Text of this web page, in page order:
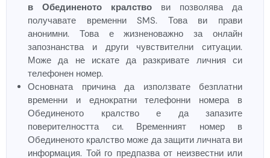
в Обединеното кралство ви позволява да
получавате временни SMS. Това ви прави
анонимни. Това е жизненоважно за онлайн
запознанства и други чувствителни ситуации.
Може да не искате да разкривате личния си
телефонен номер.
Основната причина да използвате безплатни
временни и еднократни телефонни номера в
Обединеното кралство е да запазите
поверителността си. Временният номер в
Обединеното кралство може да защити личната ви
информация. Той го предпазва от неизвестни или